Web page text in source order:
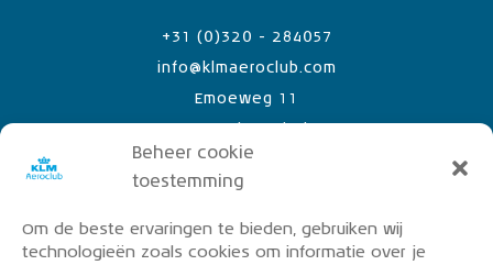
Beheer cookie
toestemming
Om de beste ervaringen te bieden, gebruiken wij
technologieën zoals cookies om informatie over je
Emoeweg 11
info@klmaeroclub.com
+31 (0)320 - 284057
PRIVACY POLICY